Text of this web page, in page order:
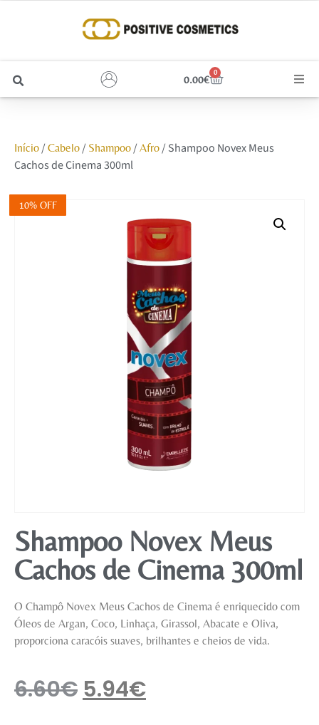
0.00€
0
Unhas
Início/ Cabelo/ Shampoo/ Afro/ Shampoo Novex Meus
Cachos de Cinema 300ml
10% OFF
Shampoo Novex Meus
Cachos de Cinema 300ml
O Champô Novex Meus Cachos de Cinema é enriquecido com
Óleos de Argan, Coco, Linhaça, Girassol, Abacate e Oliva,
proporciona caracóis suaves, brilhantes e cheios de vida.
6.60€ 5.94€